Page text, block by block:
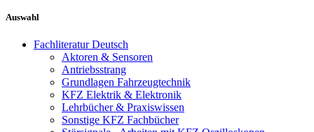
Auswahl
Fachliteratur Deutsch
Aktoren & Sensoren
Antriebsstrang
Grundlagen Fahrzeugtechnik
KFZ Elektrik & Elektronik
Lehrbücher & Praxiswissen
Sonstige KFZ Fachbücher